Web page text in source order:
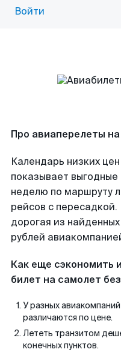
Войти
Про авиаперелеты
Календарь низких
показывает
неделю по маршруту
рейсов с
дорогая из
рублей
Как еще сэкономить
билет на самолет
У разных
различаются по цене.
Лететь транзитом
конечных пунктов.